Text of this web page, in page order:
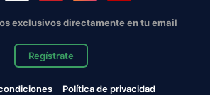
exclusivos directamente en tu email
Regístrate
Política de privacidad